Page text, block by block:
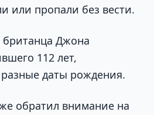
или пропали без вести.
британца Джона
112 лет,
даты рождения.
обратил внимание на